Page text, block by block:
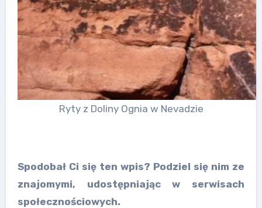
Ryty z Doliny Ognia w Nevadzie
Spodobał Ci się ten wpis? Podziel się nim ze
znajomymi, udostępniając w serwisach
społecznościowych.